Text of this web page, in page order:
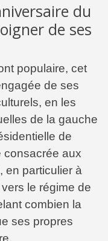
du
de ses
populaire, cet
de ses
en les
de la gauche
de
consacrée aux
en particulier à
le régime de
combien la
ses propres